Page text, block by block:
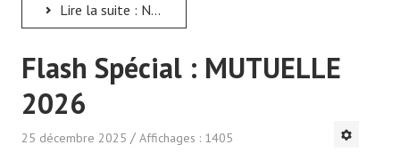
Lire la suite : NAO 2025 : 0+0 = La Tête à Toto
Flash Spécial : MUTUELLE
2026
25 décembre 2025 Affichages : 1405